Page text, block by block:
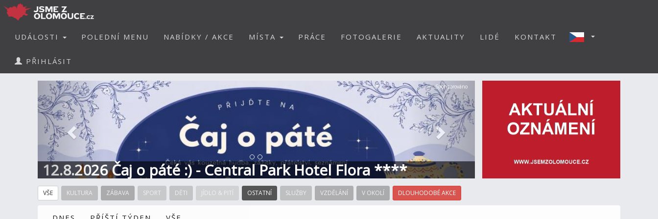
UDÁLOSTI POLEDNÍ MENU NABÍDKY / AKCE MÍSTA PRÁCE FOTOGALERIE AKTUALITY LIDÉ KONTAKT
PŘIHLÁSIT
12.8.2026 Čaj o páté :) - Central Park Hotel Flora ****
Předchozí Další
Sponzorováno
VŠE KULTURA ZÁBAVA SPORT DĚTI JÍDLO & PITÍ OSTATNÍ SLUŽBY VZDĚLÁNÍ V OKOLÍ DLOUHODOBÉ AKCE